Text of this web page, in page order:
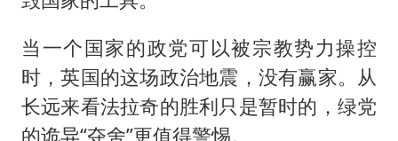
当一个国家的政党可以被宗教势力操控
时，英国的这场政治地震，没有赢家。从
长远来看法拉奇的胜利只是暂时的，绿党
的诡异“夺舍”更值得警惕。